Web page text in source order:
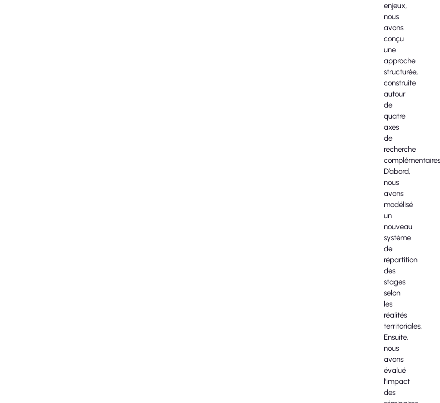
enjeux,
nous
avons
conçu
une
approche
structurée,
construite
autour
de
quatre
axes
de
recherche
D’abord,
nous
avons
modélisé
un
nouveau
système
de
répartition
des
stages
selon
les
réalités
territoriales.
Ensuite,
nous
avons
évalué
l’impact
des